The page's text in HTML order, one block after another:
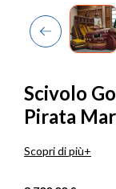
Previous
Scivolo
Pirata
Scopri di più